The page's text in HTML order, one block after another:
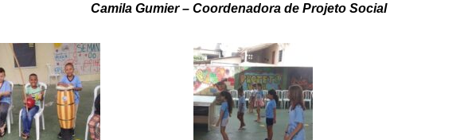
Camila Gumier – Coordenadora de Projeto Social